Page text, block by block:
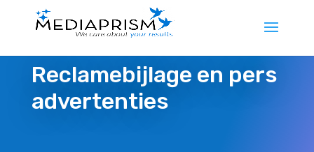
Reclamebijlage en pers
advertenties